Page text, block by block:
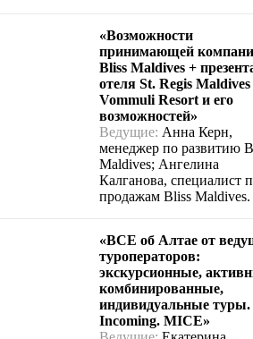
«Возможности
принимающей
Bliss Maldives +
отеля St. Regis Maldives
Vommuli Resort и его
возможностей»
Ведущие: Анна Керн,
менеджер по развитию
Maldives; Ангелина
Калганова, специалист
продажам Bliss Maldives.
«ВСЕ об Алтае от
туроператоров:
экскурсионные,
комбинированные,
индивидуальные туры.
Incoming. MICE»